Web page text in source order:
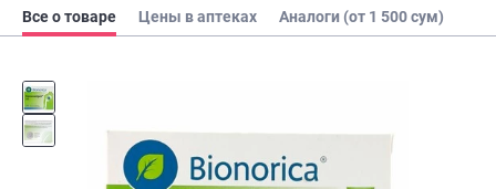
Все о товаре Цены в аптеках Аналоги (от 1 500 сум)